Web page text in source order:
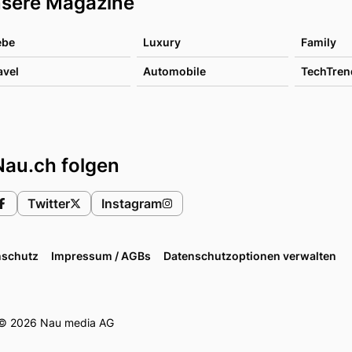
Luxury Family
Automobile
folgen
Twitter Instagram
Impressum / AGBs Datenschutzoptionen verwalten
2026 Nau media AG